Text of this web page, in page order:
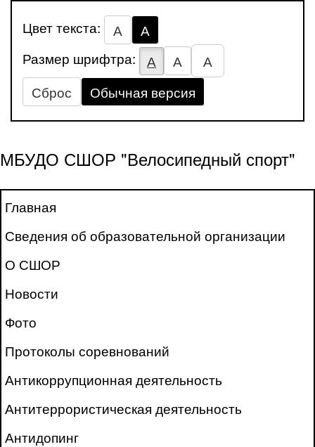
Цвет текста: А
А
Размер шрифтра:
А А
А
Сброс
Обычная версия
МБУДО СШОР "Велосипедный спорт"
Главная
Сведения об образовательной организации
О СШОР
Новости
Фото
Протоколы соревнований
Антикоррупционная деятельность
Антитеррористическая деятельность
Антидопинг